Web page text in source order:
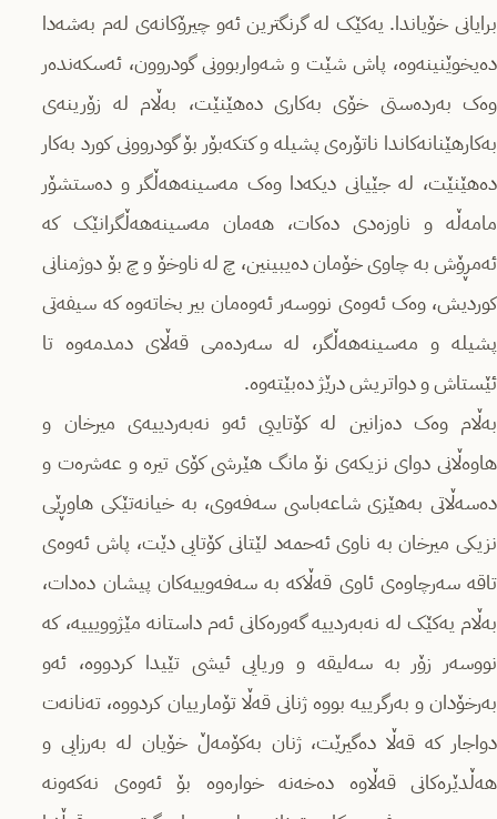
برایانی خۆیاندا. یەکێک لە گرنگترین ئەو چیرۆکانەی لەم بەشەدا
دەیخوێنینەوە، پاش شێت و شەواربوونی گودروون، ئەسکەندەر
وەک بەردەستی خۆی بەکاری دەهێنێت، بەڵام لە زۆرینەی
بەکارهێنانەکاندا ناتۆرەی پشیلە و کتکەبۆر بۆ گودروونی کورد بەکار
دەهێنێت، لە جێیانی دیکەدا وەک مەسینەهەڵگر و دەستشۆر
مامەڵە و ناوزەدی دەکات، هەمان مەسینەهەڵگرانێک کە
ئەمڕۆش بە چاوی خۆمان دەیبینین، چ لە ناوخۆ و چ بۆ دوژمنانی
کوردیش، وەک ئەوەی نووسەر ئەوەمان بیر بخاتەوە کە سیفەتی
پشیلە و مەسینەهەڵگر، لە سەردەمی قەڵای دمدمەوە تا
ئێستاش و دواتریش درێژ دەبێتەوە.
بەڵام وەک دەزانین لە کۆتاییی ئەو نەبەردییەی میرخان و
هاوەڵانی دوای نزیکەی نۆ مانگ هێرشی کۆی تیرە و عەشرەت و
دەسەڵاتی بەهێزی شاعەباسی سەفەوی، بە خیانەتێکی هاوڕێی
نزیکی میرخان بە ناوی ئەحمەد لێتانی کۆتایی دێت، پاش ئەوەی
تاقە سەرچاوەی ئاوی قەڵاکە بە سەفەوییەکان پیشان دەدات،
بەڵام یەکێک لە نەبەردییە گەورەکانی ئەم داستانە مێژوویییە، کە
نووسەر زۆر بە سەلیقە و وریایی ئیشی تێیدا کردووە، ئەو
بەرخۆدان و بەرگرییە بووە ژنانی قەڵا تۆمارییان کردووە، تەنانەت
دواجار کە قەڵا دەگیرێت، ژنان بەکۆمەڵ خۆیان لە بەرزایی و
هەڵدێرەکانی قەڵاوە دەخەنە خوارەوە بۆ ئەوەی نەکەونە